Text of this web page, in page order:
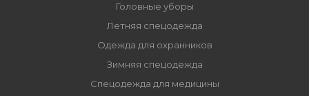
Головные уборы
Летняя спецодежда
Одежда для охранников
Зимняя спецодежда
Спецодежда для медицины